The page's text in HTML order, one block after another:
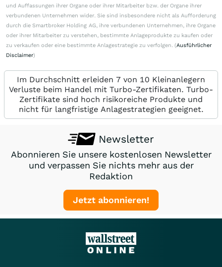
und Auffassungen ihrer Organe oder ihrer Mitarbeiter bzw. der Organe ihrer
verbundenen Unternehmen wider. Sie sind insbesondere nicht als Aufforderung
durch die Smartbroker Holding AG, ihre verbundenen Unternehmen, ihre Organe
oder ihrer Mitarbeiter zu verstehen, bestimmte Anlageprodukte zu kaufen oder
zu verkaufen oder eine bestimmte Anlagestrategie zu verfolgen. (Ausführlicher
Disclaimer)
Im Durchschnitt erleiden 7 von 10 Kleinanlegern
Verluste beim Handel mit Turbo-Zertifikaten. Turbo-
Zertifikate sind hoch risikoreiche Produkte und
nicht für langfristige Anlagestrategien geeignet.
Newsletter
Abonnieren Sie unsere kostenlosen Newsletter
und verpassen Sie nichts mehr aus der
Redaktion
Jetzt abonnieren!